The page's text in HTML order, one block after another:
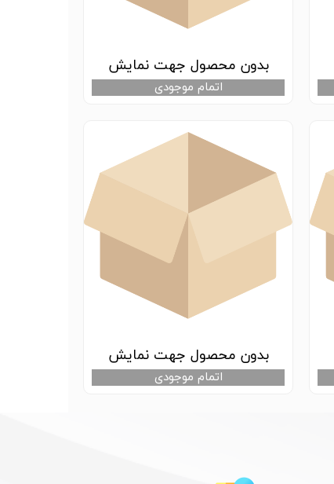
بدون محصول جهت نمایش
اتمام موجودی
بدون محصول جهت نمایش
اتمام موجودی